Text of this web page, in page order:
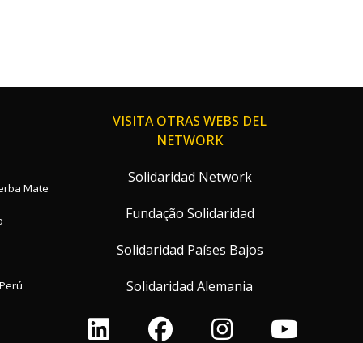
Mate
Perú
VISITA OTRAS WEBS DEL
NETWORK
Solidaridad Network
Fundação Solidaridad
Solidaridad Países Bajos
Solidaridad Alemania